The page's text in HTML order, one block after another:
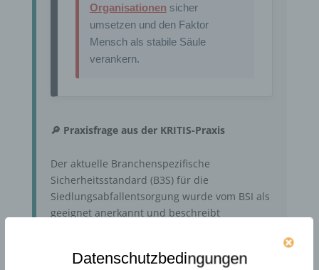
Organisationen sicher
umsetzen und den Faktor
Mensch als stabile Säule
verankern.
🔎 Praxisfrage aus der KRITIS-Praxis
Der aktuelle Branchenspezifische
Sicherheitsstandard (B3S) für die
Siedlungsabfallentsorgung wurde vom BSI als
geeignet anerkannt und beschreibt
Absicherung kritischer Dienstleistungen. Auch
Datenschutzbedingungen